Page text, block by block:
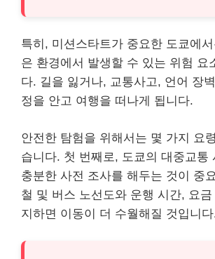
특히, 미션스타트가 중요한 도쿄에
은 환경에서 발생할 수 있는 위험 요
다. 길을 잃거나, 교통사고, 언어 장
정을 안고 여행을 떠나게 됩니다.
안전한 탐험을 위해서는 몇 가지 요
습니다. 첫 번째로, 도쿄의 대중교통
충분한 사전 조사를 해두는 것이 중
철 및 버스 노선도와 운행 시간, 요
지하면 이동이 더 수월해질 것입니